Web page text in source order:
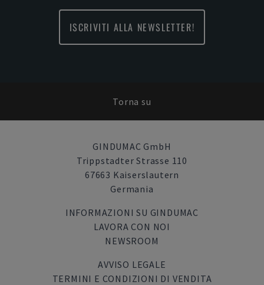
ISCRIVITI ALLA NEWSLETTER!
Torna su
GINDUMAC GmbH
Trippstadter Strasse 110
67663 Kaiserslautern
Germania
INFORMAZIONI SU GINDUMAC
LAVORA CON NOI
NEWSROOM
AVVISO LEGALE
TERMINI E CONDIZIONI DI VENDITA